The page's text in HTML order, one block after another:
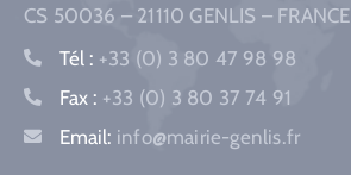
CS 50036 – 21110 GENLIS – FRANCE
Tél : +33 (0) 3 80 47 98 98
Fax : +33 (0) 3 80 37 74 91
Email: info@mairie-genlis.fr